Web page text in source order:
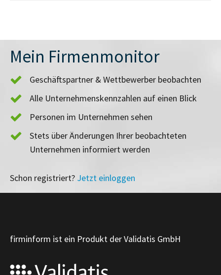
Mein Firmenmonitor
Geschäftspartner & Wettbewerber beobachten
Alle Unternehmenskennzahlen auf einen Blick
Personen im Unternehmen sehen
Stets über Änderungen Ihrer beobachteten
Unternehmen informiert werden
Schon registriert? Jetzt einloggen
firminform ist ein Produkt der Validatis GmbH